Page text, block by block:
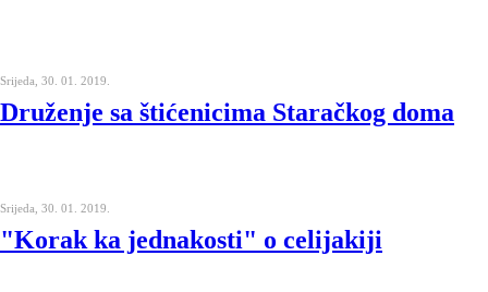
Srijeda, 30. 01. 2019.
Druženje sa štićenicima Staračkog doma
Srijeda, 30. 01. 2019.
"Korak ka jednakosti" o celijakiji